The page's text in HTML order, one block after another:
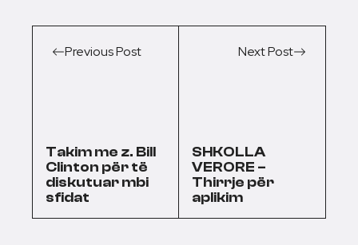
Previous Post
Takim me z. Bill
Clinton për të
diskutuar mbi
sfidat
Next Post
SHKOLLA
VERORE –
Thirrje për
aplikim